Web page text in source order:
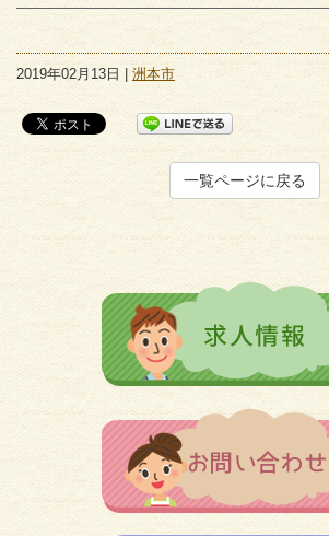
2019年02月13日 | 洲本市
一覧ページに戻る